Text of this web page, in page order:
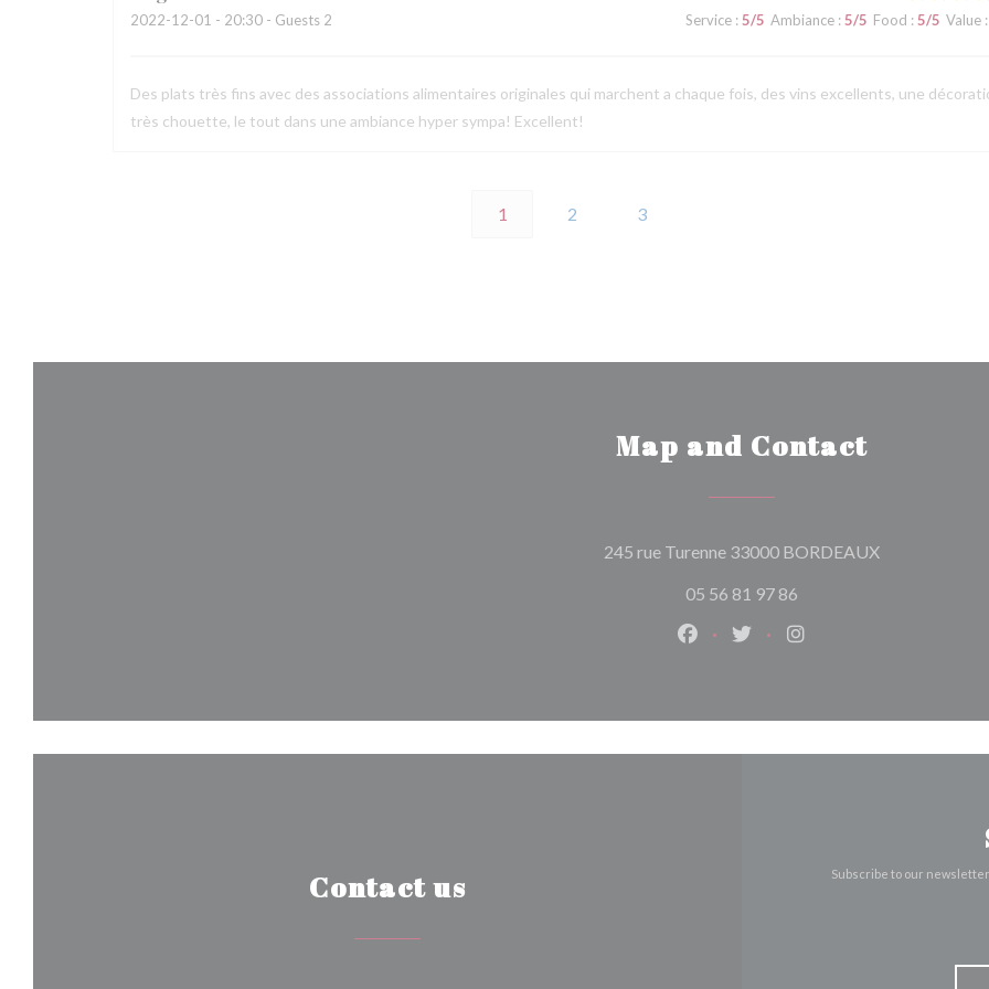
2022-12-01 - 20:30 - Guests 2 Service: 5/5 Ambiance: 5/5 Food : 5/5 Value:
Des plats très fins avec des associations alimentaires originales qui marchent a chaque fois, des vins excellents, une
très chouette, le tout dans une ambiance hyper sympa! Excellent!
1 2 3
Map and Contact
245 rue Turenne 33000 BORDEAUX((opens in a
05 56 81 97 86
Facebook ((opens in a new window))
Twitter ((opens in a new
Instagram ((opens in a
Contact us
Subscribe to our